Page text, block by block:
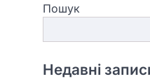
Пошук
Недавні